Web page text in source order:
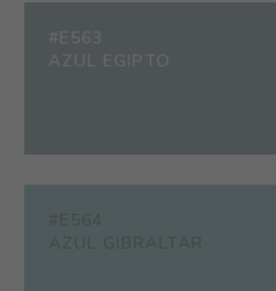
#E563
AZUL EGIPTO